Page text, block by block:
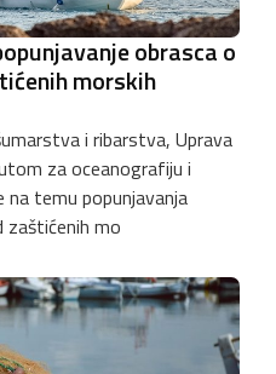
obrasca o
morskih
i ribarstva, Uprava
za oceanografiju i
temu popunjavanja
zaštićenih mo